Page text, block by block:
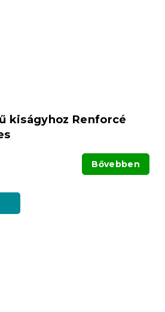
kiságyhoz Renforcé
Bővebben